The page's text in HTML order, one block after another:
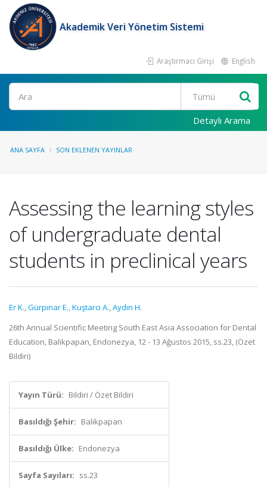
Akademik Veri Yönetim Sistemi
Araştırmacı Girişi English
Ara
Detaylı Arama
ANA SAYFA SON EKLENEN YAYINLAR
Assessing the learning styles
of undergraduate dental
students in preclinical years
Er K.,Gürpınar E.,Kuştarcı A.,Aydın H.
26th Annual Scientific Meeting South East Asia Association for Dental
Education, Balikpapan, Endonezya, 12 - 13 Ağustos 2015, ss.23, (Özet
Bildiri)
Yayın Türü: Bildiri / Özet Bildiri
Basıldığı Şehir: Balikpapan
Basıldığı Ülke: Endonezya
Sayfa Sayıları: ss.23